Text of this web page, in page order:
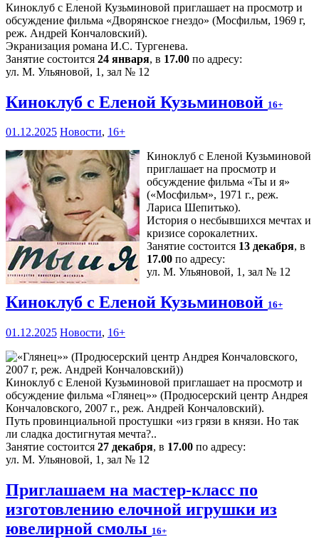
Киноклуб с Еленой Кузьминовой приглашает на просмотр и
обсуждение фильма «Дворянское гнездо» (Мосфильм, 1969 г,
реж. Андрей Кончаловский).
Экранизация романа И.С. Тургенева.
Занятие состоится 24 января, в 17.00 по адресу:
ул. М. Ульяновой, 1, зал № 12
Киноклуб с Еленой Кузьминовой 16+
01.12.2025 Новости, 16+
Киноклуб с Еленой Кузьминовой
приглашает на просмотр и
обсуждение фильма «Ты и я»
(«Мосфильм», 1971 г., реж.
Лариса Шепитько).
История о несбывшихся мечтах и
кризисе сорокалетних.
Занятие состоится 13 декабря, в
17.00 по адресу:
ул. М. Ульяновой, 1, зал № 12
Киноклуб с Еленой Кузьминовой 16+
01.12.2025 Новости, 16+
Киноклуб с Еленой Кузьминовой приглашает на просмотр и
обсуждение фильма «Глянец»» (Продюсерский центр Андрея
Кончаловского, 2007 г., реж. Андрей Кончаловский).
Путь провинциальной простушки «из грязи в князи. Но так
ли сладка достигнутая мечта?..
Занятие состоится 27 декабря, в 17.00 по адресу:
ул. М. Ульяновой, 1, зал № 12
Приглашаем на мастер-класс по
изготовлению елочной игрушки из
ювелирной смолы 16+